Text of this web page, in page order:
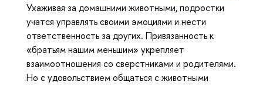
Ухаживая за домашними животными, подростки
учатся управлять своими эмоциями и нести
ответственность за других. Привязанность к
«братьям нашим меньшим» укрепляет
взаимоотношения со сверстниками и родителями.
Но с удовольствием общаться с животными